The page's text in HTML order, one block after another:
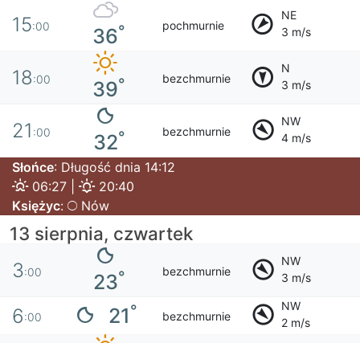
15:00 36° pochmurnie
NE
3 m/s
18:00 39° bezchmurnie
N
3 m/s
21 :00 32° bezchmurnie
NW
4 m/s
Słońce: Długość dnia 14:12
06:27 |
20:40
Księżyc: Nów
13 sierpnia, czwartek
3:00 23° bezchmurnie
NW
3 m/s
6:00 21° bezchmurnie
NW
2 m/s